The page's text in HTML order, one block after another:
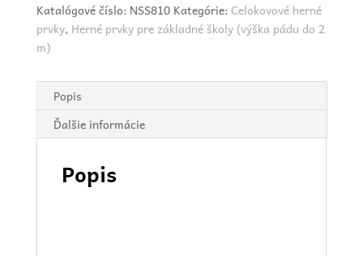
Katalógové číslo: NSS810 Kategórie: Celokovové herné
prvky, Herné prvky pre základné školy (výška pádu do 2
m)
Popis
Ďalšie informácie
Popis